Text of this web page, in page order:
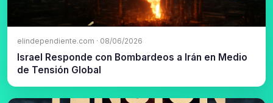
elindependiente.com · 08/06/2026
Israel Responde con Bombardeos a Irán en Medio
de Tensión Global